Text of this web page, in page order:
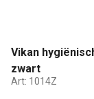
Vikan
zwart
Art: 1014Z